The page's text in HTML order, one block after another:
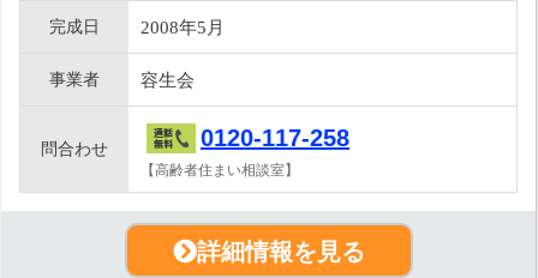
完成日 2008年5月
事業者 容生会
問合わせ 0120-117-258
【高齢者住まい相談室】
詳細情報を見る